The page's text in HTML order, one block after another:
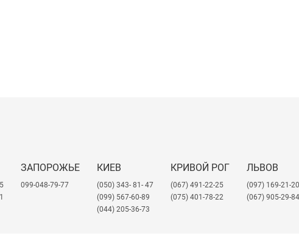
ЗАПОРОЖЬЕ
099-048-79-77
КИЕВ
(050) 343- 81- 47
(099) 567-60-89
(044) 205-36-73
КРИВОЙ РОГ
(067) 491-22-25
(075) 401-78-22
ЛЬВОВ
​(097) 169-21-20
(067) 905-29-84